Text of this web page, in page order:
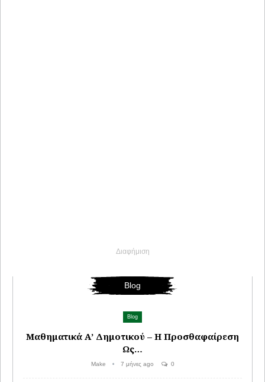
Διαφήμιση
Blog
Blog
Μαθηματικά Α’ Δημοτικού – Η Προσθαφαίρεση
Ως…
Make 7 μήνες ago 0